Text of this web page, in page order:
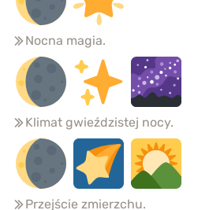
Nocna magia.
Klimat gwieździstej nocy.
Przejście zmierzchu.